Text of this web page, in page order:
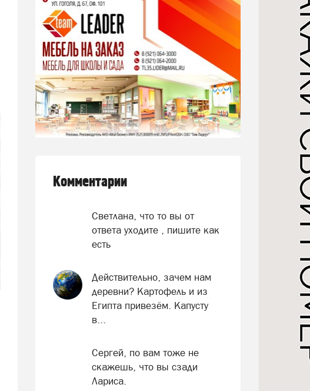
Комментарии
Светлана, что то вы от
ответа уходите , пишите как
есть
Действительно, зачем нам
деревни? Картофель и из
Египта привезём. Капусту
в...
Сергей, по вам тоже не
скажешь, что вы сзади
Лариса.